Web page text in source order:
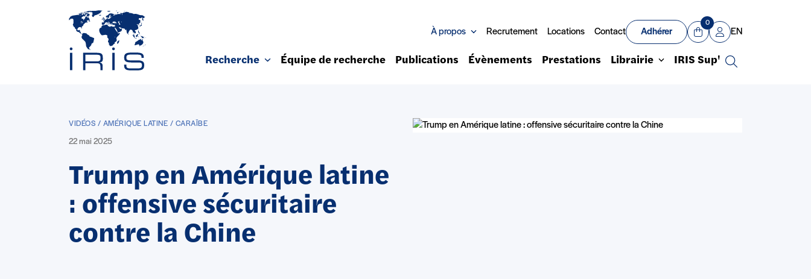
À propos Recrutement Locations Contact Adhérer
Panier
0
Mon compte
EN
Recherche Équipe de recherche Publications Évènements Prestations Librairie IRIS Sup'
Recherche
VIDÉOS / AMÉRIQUE LATINE / CARAÏBE
22 mai 2025
Trump en Amérique latine
: offensive sécuritaire
contre la Chine